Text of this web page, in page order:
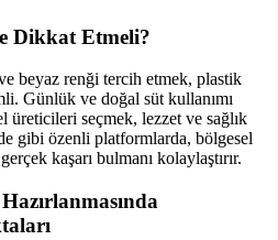
Dikkat Etmeli?
beyaz renği tercih etmek, plastik
Günlük ve doğal süt kullanımı
üreticileri seçmek, lezzet ve sağlık
gibi özenli platformlarda, bölgesel
kaşarı bulmanı kolaylaştırır.